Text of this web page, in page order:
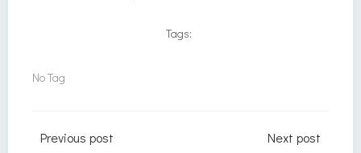
Tags:
No Tag
Previous post Next post